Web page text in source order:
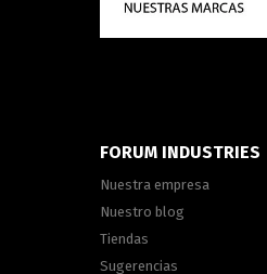
FORUM INDUSTRIES
Nuestra empresa
Nuestro blog
Tiendas
Sugerencias